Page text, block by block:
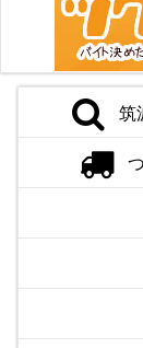
筑